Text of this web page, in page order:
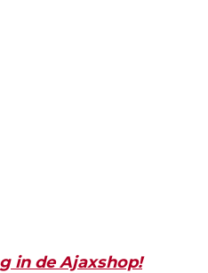
in de Ajaxshop!